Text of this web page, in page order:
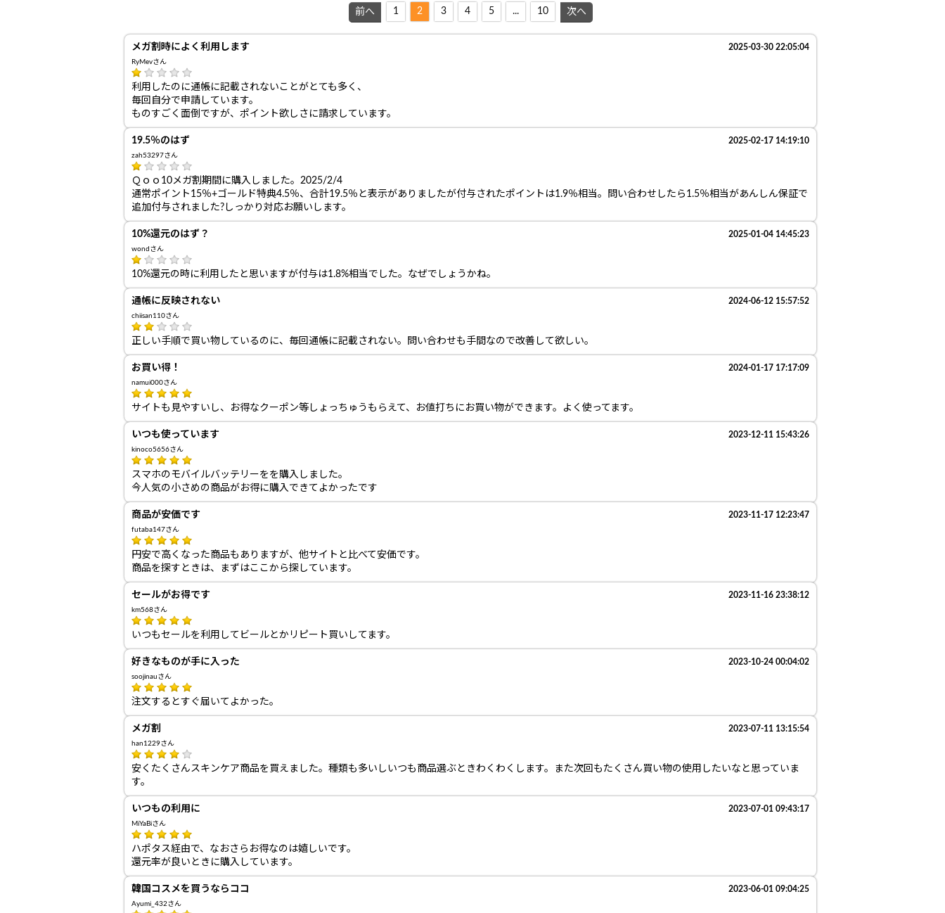
前へ 1 2 3 4 5 ... 10 次へ
メガ割時によく利用します 2025-03-30 22:05:04
RyMevさん
利用したのに通帳に記載されないことがとても多く、
毎回自分で申請しています。
ものすごく面倒ですが、ポイント欲しさに請求しています。
19.5％のはず 2025-02-17 14:19:10
zah53297さん
Ｑｏｏ10メガ割期間に購入しました。2025/2/4
通常ポイント15％+ゴールド特典4.5％、合計19.5％と表示がありましたが付与されたポイントは1.9％相当。問い合わせしたら1.5％相当があんしん保証で
追加付与されました?しっかり対応お願いします。
10%還元のはず？ 2025-01-04 14:45:23
wondさん
10%還元の時に利用したと思いますが付与は1.8%相当でした。なぜでしょうかね。
通帳に反映されない 2024-06-12 15:57:52
chiisan110さん
正しい手順で買い物しているのに、毎回通帳に記載されない。問い合わせも手間なので改善して欲しい。
お買い得！ 2024-01-17 17:17:09
namui000さん
サイトも見やすいし、お得なクーポン等しょっちゅうもらえて、お値打ちにお買い物ができます。よく使ってます。
いつも使っています 2023-12-11 15:43:26
kinoco5656さん
スマホのモバイルバッテリーをを購入しました。
今人気の小さめの商品がお得に購入できてよかったです
商品が安価です 2023-11-17 12:23:47
futaba147さん
円安で高くなった商品もありますが、他サイトと比べて安価です。
商品を探すときは、まずはここから探しています。
セールがお得です 2023-11-16 23:38:12
km568さん
いつもセールを利用してビールとかリピート買いしてます。
好きなものが手に入った 2023-10-24 00:04:02
soojinauさん
注文するとすぐ届いてよかった。
メガ割 2023-07-11 13:15:54
han1229さん
安くたくさんスキンケア商品を買えました。種類も多いしいつも商品選ぶときわくわくします。また次回もたくさん買い物の使用したいなと思っていま
す。
いつもの利用に 2023-07-01 09:43:17
MiYaBiさん
ハポタス経由で、なおさらお得なのは嬉しいです。
還元率が良いときに購入しています。
韓国コスメを買うならココ 2023-06-01 09:04:25
Ayumi_432さん